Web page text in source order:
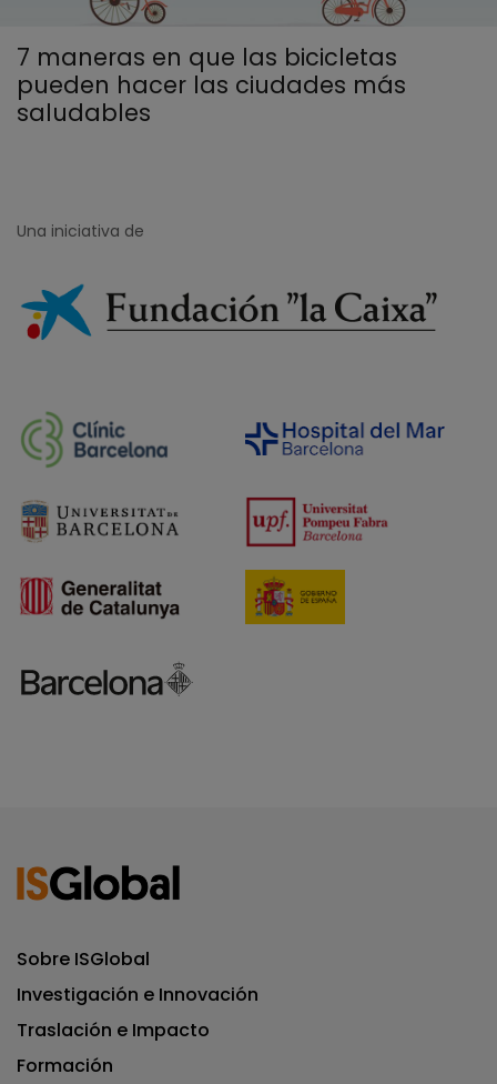
7 maneras en que las bicicletas
pueden hacer las ciudades más
saludables
Una iniciativa de
Sobre ISGlobal
Investigación e Innovación
Traslación e Impacto
Formación